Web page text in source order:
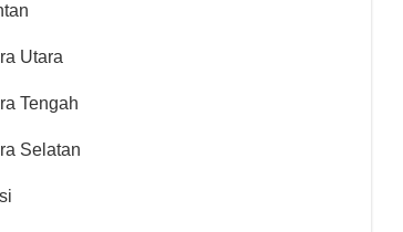
Utara
Tengah
Selatan